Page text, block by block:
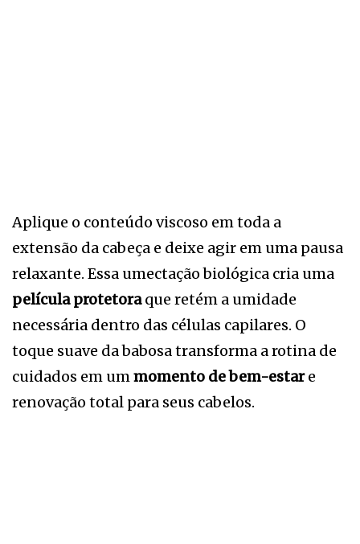
Aplique o conteúdo viscoso em toda a
extensão da cabeça e deixe agir em uma pausa
relaxante. Essa umectação biológica cria uma
película protetoraque retém a umidade
necessária dentro das células capilares. O
toque suave da babosa transforma a rotina de
cuidados em ummomento de bem-estare
renovação total para seus cabelos.